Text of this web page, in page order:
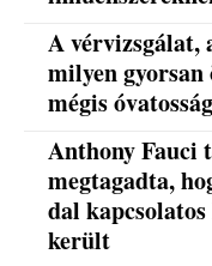
A vérvizsgálat,
milyen gyorsan
mégis
Anthony Fauci
megtagadta,
dal
került